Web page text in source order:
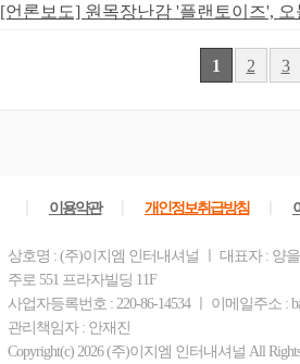
[언론보도] 원목장난감 '플랜토이즈', 오
1 2 3
이용약관 개인정보취급방침
상호명 : (주)이지엠 인터내셔널 ㅣ 대표자 : 양
주로 551 프라자빌딩 11F
사업자등록번호 : 220-86-14534 ㅣ 이메일주소 :
관리책임자 : 안재진
Copyright(c) 2026 (주)이지엠 인터내셔널 All Rights